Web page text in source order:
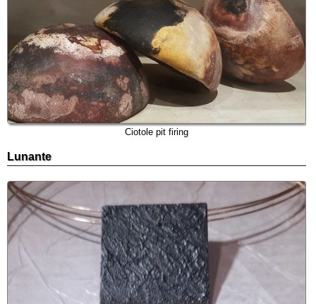
Ciotole pit firing
Lunante